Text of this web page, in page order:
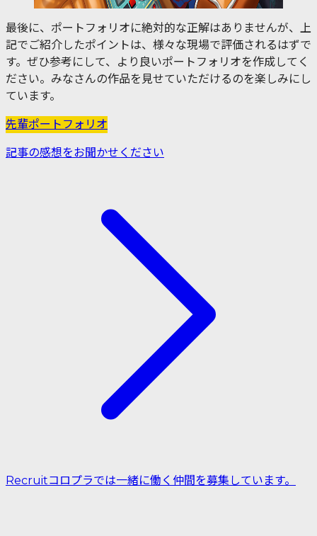
最後に、ポートフォリオに絶対的な正解はありませんが、上
記でご紹介したポイントは、様々な現場で評価されるはずで
す。ぜひ参考にして、より良いポートフォリオを作成してく
ださい。みなさんの作品を見せていただけるのを楽しみにし
ています。
先輩ポートフォリオ
記事の感想をお聞かせください
Recruitコロプラでは一緒に働く仲間を募集しています。